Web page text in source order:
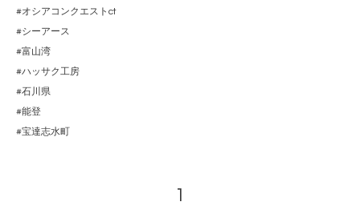
#オシアコンクエストct
#シーアース
#富山湾
#ハッサク工房
#石川県
#能登
#宝達志水町
1